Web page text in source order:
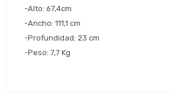
-Alto: 67,4cm
-Ancho: 111,1 cm
-Profundidad: 23 cm
-Peso: 7,7 Kg